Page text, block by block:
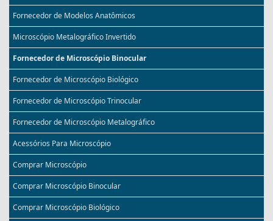
Fornecedor de Modelos Anatômicos
Microscópio Metalográfico Invertido
Fornecedor de Microscópio Binocular
Fornecedor de Microscópio Biológico
Fornecedor de Microscópio Trinocular
Fornecedor de Microscópio Metalográfico
Acessórios Para Microscópio
Comprar Microscópio
Comprar Microscópio Binocular
Comprar Microscópio Biológico